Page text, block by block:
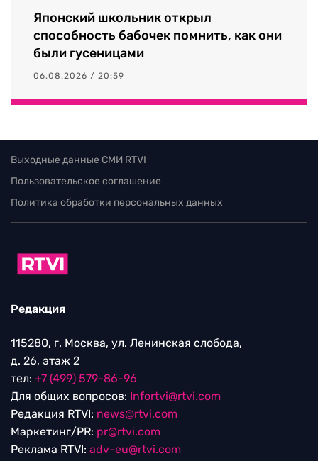
Японский школьник открыл
способность бабочек помнить, как они
были гусеницами
06.08.2026 / 20:59
Выходные данные СМИ RTVI
Пользовательское соглашение
Политика обработки персональных данных
Редакция
115280, г. Москва, ул. Ленинская слобода,
д. 26, этаж 2
тел: +7 (499) 579-86-96
Для общих вопросов: Infortvi@rtvi.com
Редакция RTVI: news@rtvi.com
Маркетинг/PR: pr@rtvi.com
Реклама RTVI: adv-eu@rtvi.com